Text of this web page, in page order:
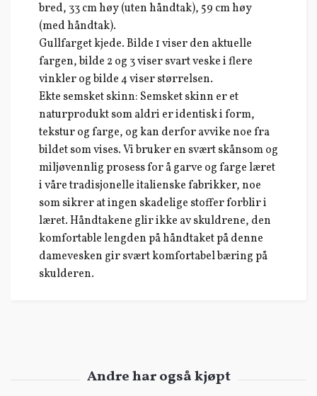
bred, 33 cm høy (uten håndtak), 59 cm høy
(med håndtak).
Gullfarget kjede. Bilde 1 viser den aktuelle
fargen, bilde 2 og 3 viser svart veske i flere
vinkler og bilde 4 viser størrelsen.
Ekte semsket skinn: Semsket skinn er et
naturprodukt som aldri er identisk i form,
tekstur og farge, og kan derfor avvike noe fra
bildet som vises. Vi bruker en svært skånsom og
miljøvennlig prosess for å garve og farge læret
i våre tradisjonelle italienske fabrikker, noe
som sikrer at ingen skadelige stoffer forblir i
læret. Håndtakene glir ikke av skuldrene, den
komfortable lengden på håndtaket på denne
damevesken gir svært komfortabel bæring på
skulderen.